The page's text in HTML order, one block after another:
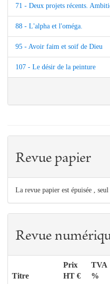
71 - Deux projets récents.
88 - L'alpha et l'oméga.
95 - Avoir faim et soif de Dieu
107 - Le désir de la peinture
Revue papier
La revue papier est épuisée ,
Revue
Titre
Prix
HT €
TVA
%